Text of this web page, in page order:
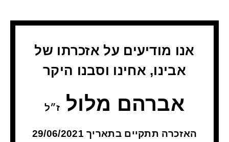
אנו מודיעים על אזכרתו של
אבינו, אחינו וסבנו היקר
אברהם מלול ז״ל
האזכרה תתקיים בתאריך 29/06/2021